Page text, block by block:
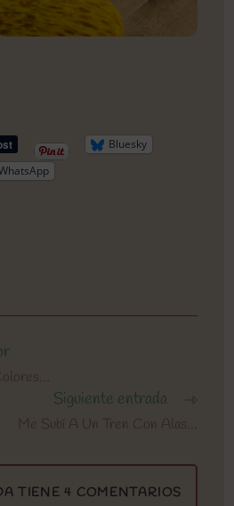
Bluesky
Siguiente entrada
Me Subí A Un Tren Con Alas…
TIENE 4 COMENTARIOS